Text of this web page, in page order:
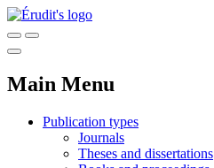
Main Menu
Publication types
Journals
Theses and dissertations